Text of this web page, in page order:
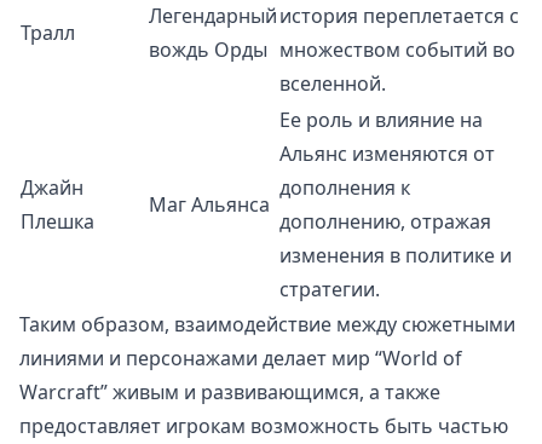
Тралл
Легендарный
вождь Орды
история переплетается с
множеством событий во
вселенной.
Джайн
Плешка
Маг Альянса
Ее роль и влияние на
Альянс изменяются от
дополнения к
дополнению, отражая
изменения в политике и
стратегии.
Таким образом, взаимодействие между сюжетными
линиями и персонажами делает мир “World of
Warcraft” живым и развивающимся, а также
предоставляет игрокам возможность быть частью